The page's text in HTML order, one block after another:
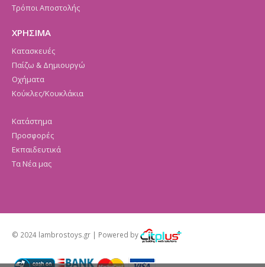
Τρόποι Αποστολής
ΧΡΗΣΙΜΑ
Κατασκευές
Παίζω & Δημιουργώ
Οχήματα
Κούκλες/Κουκλάκια
Κατάστημα
Προσφορές
Εκπαιδευτικά
Τα Νέα μας
© 2024 lambrostoys.gr | Powered by